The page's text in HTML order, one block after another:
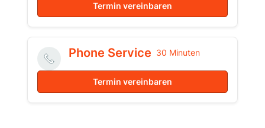
Termin vereinbaren
Phone Service 30 Minuten
Termin vereinbaren